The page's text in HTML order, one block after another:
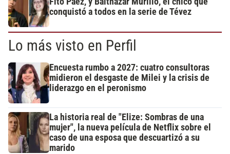
conquistó a todos en la serie de Tévez
Lo más visto en Perfil
Encuesta rumbo a 2027: cuatro consultoras
midieron el desgaste de Milei y la crisis de
liderazgo en el peronismo
La historia real de "Elize: Sombras de una
mujer", la nueva película de Netflix sobre el
caso de una esposa que descuartizó a su
marido